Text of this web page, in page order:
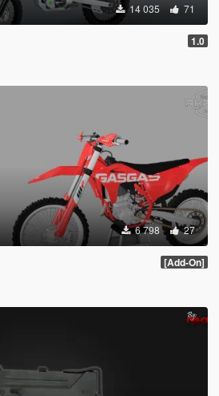
14 035 71
1.0
6 798 27
[Add-On]